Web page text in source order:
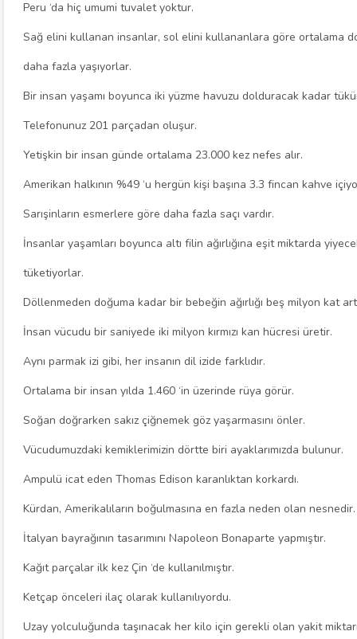
Peru ‘da hiç umumi tuvalet yoktur.
Sağ elini kullanan insanlar, sol elini kullananlara göre ortalama
daha fazla yaşıyorlar.
Bir insan yaşamı boyunca iki yüzme havuzu dolduracak kadar
Telefonunuz 201 parçadan oluşur.
Yetişkin bir insan günde ortalama 23.000 kez nefes alır.
Amerikan halkının %49 ‘u hergün kişi başına 3.3 fincan kahve
Sarışinların esmerlere göre daha fazla saçı vardır.
İnsanlar yaşamları boyunca altı filin ağırlığına eşit miktarda
tüketiyorlar.
Döllenmeden doğuma kadar bir bebeğin ağırlığı beş milyon kat
İnsan vücudu bir saniyede iki milyon kırmızı kan hücresi üretir.
Aynı parmak izi gibi, her insanın dil izide farklıdır.
Ortalama bir insan yılda 1.460 ‘in üzerinde rüya görür.
Soğan doğrarken sakız çiğnemek göz yaşarmasını önler.
Vücudumuzdaki kemiklerimizin dörtte biri ayaklarımızda bulunur.
Ampulü icat eden Thomas Edison karanlıktan korkardı.
Kürdan, Amerikalıların boğulmasına en fazla neden olan nesnedir.
İtalyan bayrağının tasarımını Napoleon Bonaparte yapmıştır.
Kağıt parçalar ilk kez Çin ‘de kullanılmıştır.
Ketçap önceleri ilaç olarak kullanılıyordu.
Uzay yolculuğunda taşınacak her kilo için gerekli olan yakit